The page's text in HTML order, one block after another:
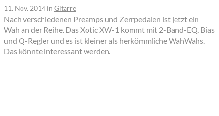
11. Nov. 2014 in Gitarre
Nach verschiedenen Preamps und Zerrpedalen ist jetzt ein
Wah an der Reihe. Das Xotic XW-1 kommt mit 2-Band-EQ, Bias
und Q-Regler und es ist kleiner als herkömmliche WahWahs.
Das könnte interessant werden.